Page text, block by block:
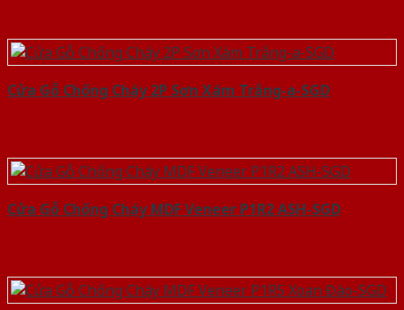
Cửa Gỗ Chống Cháy 2P Sơn Xám Trắng-a-SGD
Cửa Gỗ Chống Cháy MDF Veneer P1R2 ASH-SGD